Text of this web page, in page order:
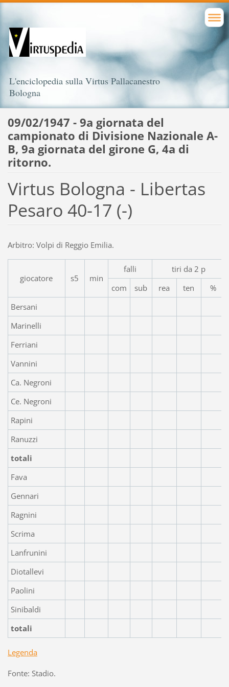
L'enciclopedia sulla Virtus Pallacanestro
Bologna
09/02/1947 - 9a giornata del
campionato di Divisione Nazionale A-
B, 9a giornata del girone G, 4a di
ritorno.
Virtus Bologna - Libertas
Pesaro 40-17 (-)
Arbitro: Volpi di Reggio Emilia.
giocatore s5 min
falli
tiri da 2 p
com
sub rea ten
%
Bersani
Marinelli
Ferriani
Vannini
Ca. Negroni
Ce. Negroni
Rapini
Ranuzzi
totali
Fava
Gennari
Ragnini
Scrima
Lanfrunini
Diotallevi
Paolini
Sinibaldi
totali
Legenda
Fonte: Stadio.